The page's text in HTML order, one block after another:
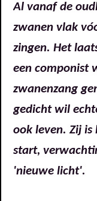
Al vanaf de
zwanen vlak
zingen. Het
een componist
zwanenzang
gedichtwil
ook leven. Zij is
start,
'nieuwe licht'.